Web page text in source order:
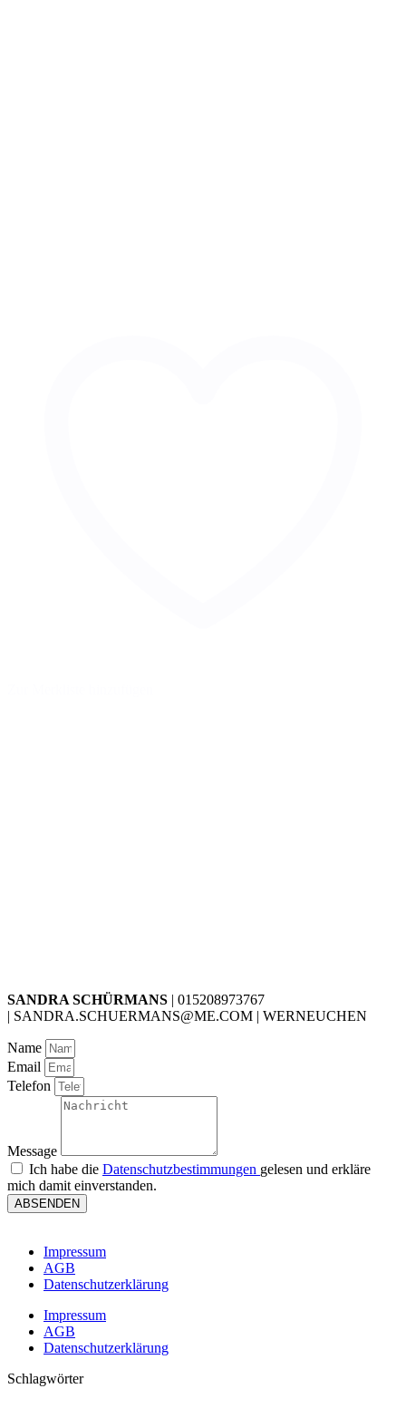
SANDRA SCHÜRMANS | 015208973767
| SANDRA.SCHUERMANS@ME.COM | WERNEUCHEN
Name
Email
Telefon
Message
Ich habe die Datenschutzbestimmungen gelesen und erkläre
mich damit einverstanden.
ABSENDEN
Impressum
AGB
Datenschutzerklärung
Impressum
AGB
Datenschutzerklärung
Schlagwörter